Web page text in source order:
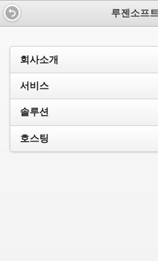
루젠소프
회사소개
서비스
솔루션
호스팅